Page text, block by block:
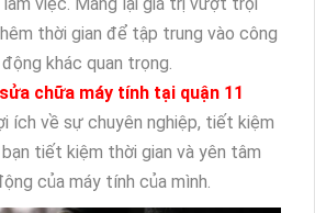
thời gian để tập trung vào công
khác quan trọng.
sửa chữa máy tính tại quận 11
ích về sự chuyên nghiệp, tiết kiệm
tiết kiệm thời gian và yên tâm
của máy tính của mình.